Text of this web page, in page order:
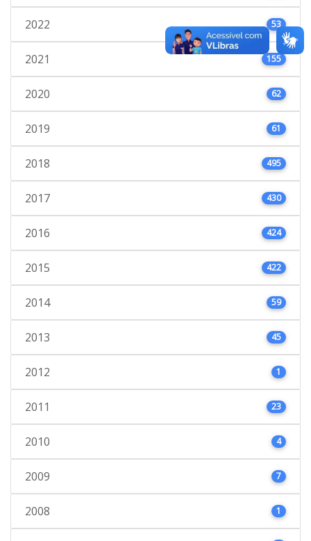
2022 53
2021 155
2020 62
2019 61
2018 495
2017 430
2016 424
2015 422
2014 59
2013 45
2012 1
2011 23
2010 4
2009 7
2008 1